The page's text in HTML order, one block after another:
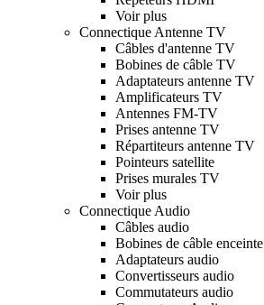
Voir plus
Connectique Antenne TV
Câbles d'antenne TV
Bobines de câble TV
Adaptateurs antenne TV
Amplificateurs TV
Antennes FM-TV
Prises antenne TV
Répartiteurs antenne TV
Pointeurs satellite
Prises murales TV
Voir plus
Connectique Audio
Câbles audio
Bobines de câble enceinte
Adaptateurs audio
Convertisseurs audio
Commutateurs audio